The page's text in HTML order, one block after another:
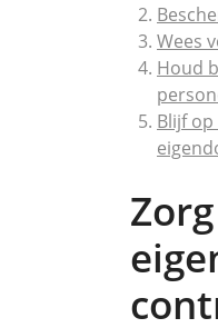
Wees
Houd
Blijf